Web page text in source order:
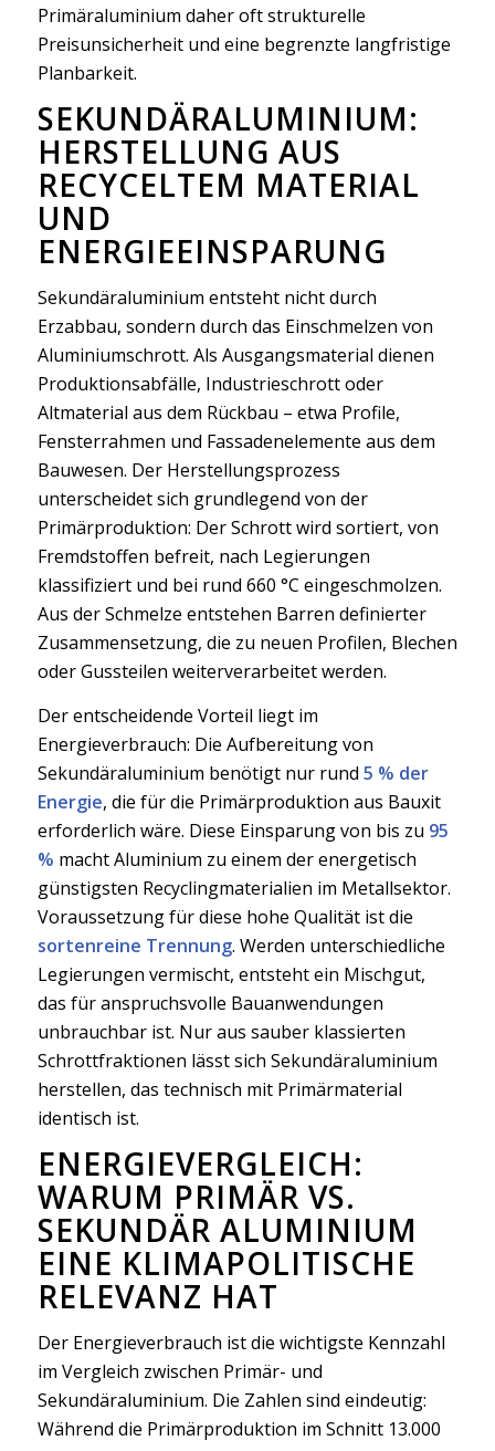
Primäraluminium daher oft strukturelle
Preisunsicherheit und eine begrenzte langfristige
Planbarkeit.
SEKUNDÄRALUMINIUM:
HERSTELLUNG AUS
RECYCELTEM MATERIAL
UND
ENERGIEEINSPARUNG
Sekundäraluminium entsteht nicht durch
Erzabbau, sondern durch das Einschmelzen von
Aluminiumschrott. Als Ausgangsmaterial dienen
Produktionsabfälle, Industrieschrott oder
Altmaterial aus dem Rückbau – etwa Profile,
Fensterrahmen und Fassadenelemente aus dem
Bauwesen. Der Herstellungsprozess
unterscheidet sich grundlegend von der
Primärproduktion: Der Schrott wird sortiert, von
Fremdstoffen befreit, nach Legierungen
klassifiziert und bei rund 660 °C eingeschmolzen.
Aus der Schmelze entstehen Barren definierter
Zusammensetzung, die zu neuen Profilen, Blechen
oder Gussteilen weiterverarbeitet werden.
Der entscheidende Vorteil liegt im
Energieverbrauch: Die Aufbereitung von
Sekundäraluminium benötigt nur rund 5 % der
Energie, die für die Primärproduktion aus Bauxit
erforderlich wäre. Diese Einsparung von bis zu 95
% macht Aluminium zu einem der energetisch
günstigsten Recyclingmaterialien im Metallsektor.
Voraussetzung für diese hohe Qualität ist die
sortenreine Trennung. Werden unterschiedliche
Legierungen vermischt, entsteht ein Mischgut,
das für anspruchsvolle Bauanwendungen
unbrauchbar ist. Nur aus sauber klassierten
Schrottfraktionen lässt sich Sekundäraluminium
herstellen, das technisch mit Primärmaterial
identisch ist.
ENERGIEVERGLEICH:
WARUM PRIMÄR VS.
SEKUNDÄR ALUMINIUM
EINE KLIMAPOLITISCHE
RELEVANZ HAT
Der Energieverbrauch ist die wichtigste Kennzahl
im Vergleich zwischen Primär- und
Sekundäraluminium. Die Zahlen sind eindeutig:
Während die Primärproduktion im Schnitt 13.000